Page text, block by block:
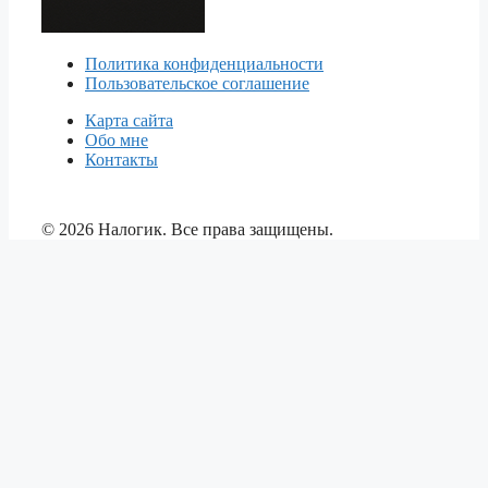
Политика конфиденциальности
Пользовательское соглашение
Карта сайта
Обо мне
Контакты
© 2026 Налогик. Все права защищены.